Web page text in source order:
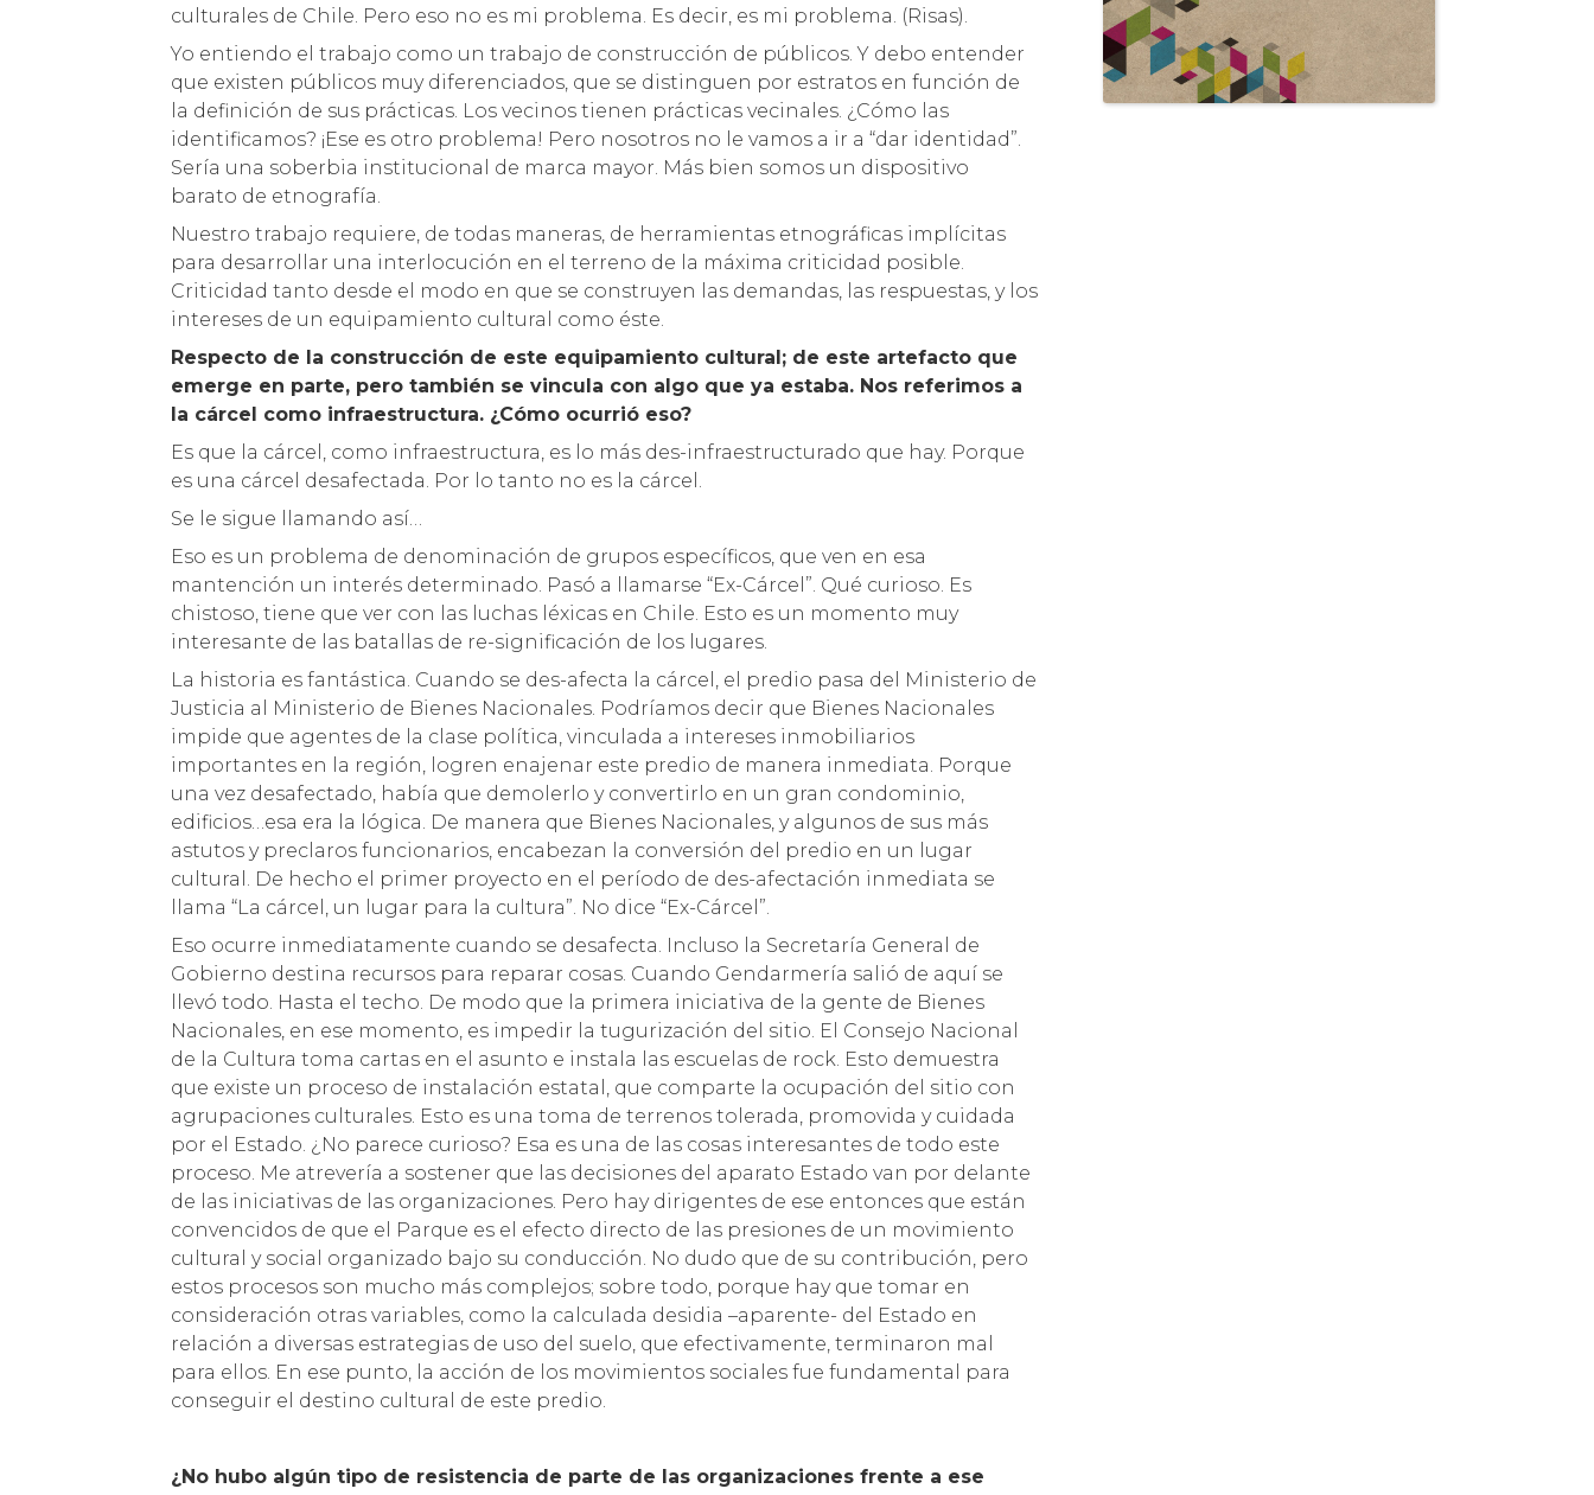
culturales de Chile. Pero eso no es mi problema. Es decir, es mi problema. (Risas).
Yo entiendo el trabajo como un trabajo de construcción de públicos. Y debo entender
que existen públicos muy diferenciados, que se distinguen por estratos en función de
la definición de sus prácticas. Los vecinos tienen prácticas vecinales. ¿Cómo las
identificamos? ¡Ese es otro problema! Pero nosotros no le vamos a ir a “dar identidad”.
Sería una soberbia institucional de marca mayor. Más bien somos un dispositivo
barato de etnografía.
Nuestro trabajo requiere, de todas maneras, de herramientas etnográficas implícitas
para desarrollar una interlocución en el terreno de la máxima criticidad posible.
Criticidad tanto desde el modo en que se construyen las demandas, las respuestas, y los
intereses de un equipamiento cultural como éste.
Respecto de la construcción de este equipamiento cultural; de este artefacto que
emerge en parte, pero también se vincula con algo que ya estaba. Nos referimos a
la cárcel como infraestructura. ¿Cómo ocurrió eso?
Es que la cárcel, como infraestructura, es lo más des-infraestructurado que hay. Porque
es una cárcel desafectada. Por lo tanto no es la cárcel.
Se le sigue llamando así…
Eso es un problema de denominación de grupos específicos, que ven en esa
mantención un interés determinado. Pasó a llamarse “Ex-Cárcel”. Qué curioso. Es
chistoso, tiene que ver con las luchas léxicas en Chile. Esto es un momento muy
interesante de las batallas de re-significación de los lugares.
La historia es fantástica. Cuando se des-afecta la cárcel, el predio pasa del Ministerio de
Justicia al Ministerio de Bienes Nacionales. Podríamos decir que Bienes Nacionales
impide que agentes de la clase política, vinculada a intereses inmobiliarios
importantes en la región, logren enajenar este predio de manera inmediata. Porque
una vez desafectado, había que demolerlo y convertirlo en un gran condominio,
edificios…esa era la lógica. De manera que Bienes Nacionales, y algunos de sus más
astutos y preclaros funcionarios, encabezan la conversión del predio en un lugar
cultural. De hecho el primer proyecto en el período de des-afectación inmediata se
llama “La cárcel, un lugar para la cultura”. No dice “Ex-Cárcel”.
Eso ocurre inmediatamente cuando se desafecta. Incluso la Secretaría General de
Gobierno destina recursos para reparar cosas. Cuando Gendarmería salió de aquí se
llevó todo. Hasta el techo. De modo que la primera iniciativa de la gente de Bienes
Nacionales, en ese momento, es impedir la tugurización del sitio. El Consejo Nacional
de la Cultura toma cartas en el asunto e instala las escuelas de rock. Esto demuestra
que existe un proceso de instalación estatal, que comparte la ocupación del sitio con
agrupaciones culturales. Esto es una toma de terrenos tolerada, promovida y cuidada
por el Estado. ¿No parece curioso? Esa es una de las cosas interesantes de todo este
proceso. Me atrevería a sostener que las decisiones del aparato Estado van por delante
de las iniciativas de las organizaciones. Pero hay dirigentes de ese entonces que están
convencidos de que el Parque es el efecto directo de las presiones de un movimiento
cultural y social organizado bajo su conducción. No dudo que de su contribución, pero
estos procesos son mucho más complejos; sobre todo, porque hay que tomar en
consideración otras variables, como la calculada desidia –aparente- del Estado en
relación a diversas estrategias de uso del suelo, que efectivamente, terminaron mal
para ellos. En ese punto, la acción de los movimientos sociales fue fundamental para
conseguir el destino cultural de este predio.
¿No hubo algún tipo de resistencia de parte de las organizaciones frente a ese